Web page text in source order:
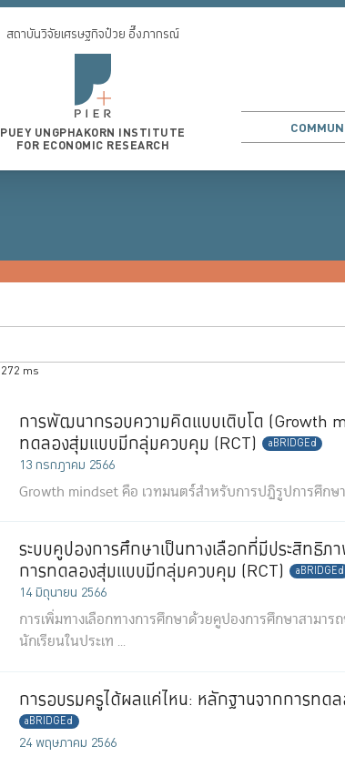
สถาบันวิจัยเศรษฐกิจป๋วย อึ๊งภากรณ์
PUEY UNGPHAKORN INSTITUTE
FOR ECONOMIC RESEARCH
272 ms
การพัฒนากรอบความคิดแบบเติบโต (Growth
ทดลองสุ่มแบบมีกลุ่มควบคุม (RCT)
aBRIDGEd
13 กรกฎาคม 2566
Growth mindset คือ เวทมนตร์สำหรับการปฏิรูปการศึกษา
ระบบคูปองการศึกษาเป็นทางเลือกที่มีประสิทธิ
การทดลองสุ่มแบบมีกลุ่มควบคุม (RCT)
aBRIDGEd
14 มิถุนายน 2566
การเพิ่มทางเลือกทางการศึกษาด้วยคูปองการศึกษาสามา
นักเรียนในประเท ...
การอบรมครูได้ผลแค่ไหน: หลักฐานจากการทด
aBRIDGEd
24 พฤษภาคม 2566